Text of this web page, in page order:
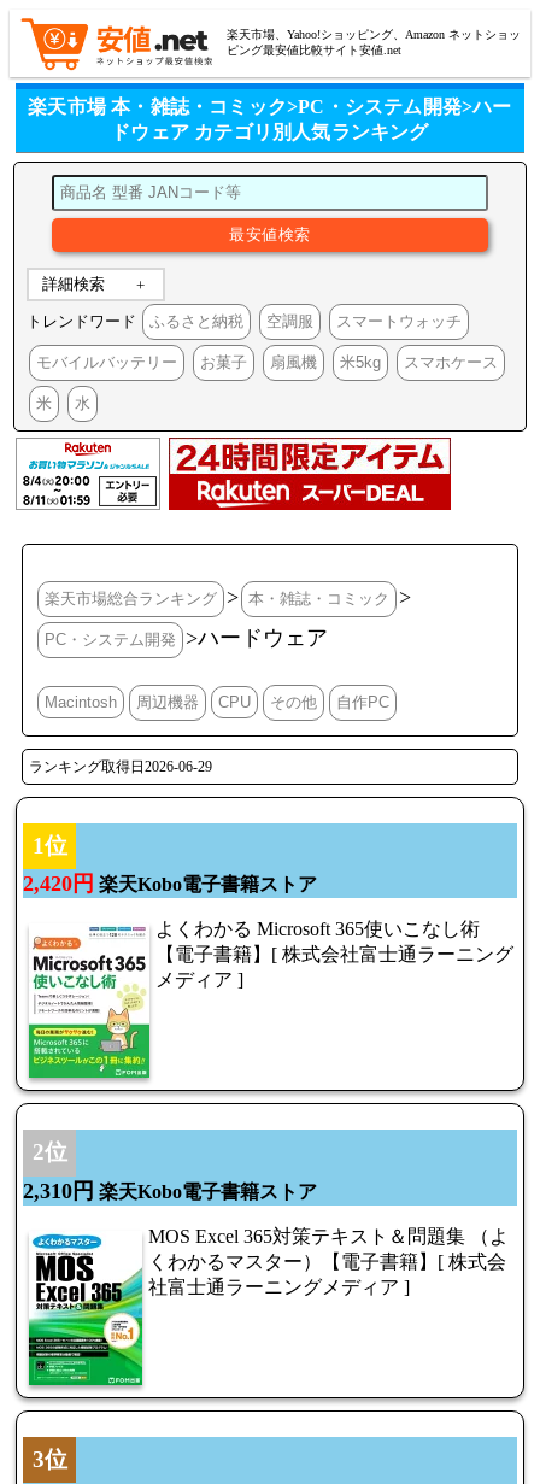
楽天市場、Yahoo!ショッピング、Amazon ネットショッ
ピング最安値比較サイト安値.net
楽天市場 本・雑誌・コミック>PC・システム開発>ハー
ドウェア カテゴリ別人気ランキング
詳細検索
トレンドワード ふるさと納税 空調服 スマートウォッチ
モバイルバッテリー お菓子 扇風機 米5kg スマホケース
米 水
楽天市場総合ランキング > 本・雑誌・コミック >
PC・システム開発 >ハードウェア
Macintosh 周辺機器 CPU その他 自作PC
ランキング取得日2026-06-29
1位
2,420円 楽天Kobo電子書籍ストア
よくわかる Microsoft 365使いこなし術
【電子書籍】[ 株式会社富士通ラーニング
メディア ]
2位
2,310円 楽天Kobo電子書籍ストア
MOS Excel 365対策テキスト＆問題集 （よ
くわかるマスター）【電子書籍】[ 株式会
社富士通ラーニングメディア ]
3位